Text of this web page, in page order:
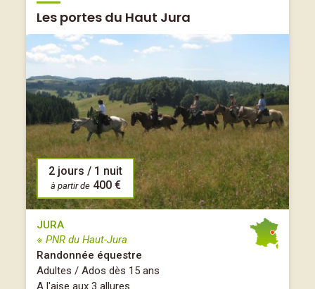
Les portes du Haut Jura
2 jours / 1 nuit
à partir de 400 €
JURA
※ PNR du Haut-Jura
Randonnée équestre
Adultes / Ados dès 15 ans
A l'aise aux 3 allures